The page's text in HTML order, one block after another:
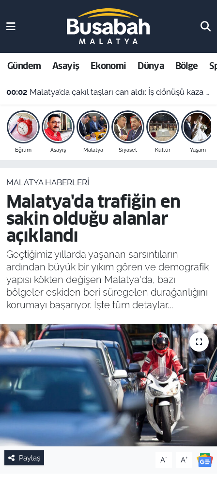
Gündem Asayiş Ekonomi Dünya Bölge
00:02 Malatya’da çakıl taşları can aldı: İş dönüşü kaza yapan motosikletli hayatını kaybetti
Eğitim Asayiş Malatya Siyaset Kültür Yaşam
MALATYA HABERLERI
Malatya'da trafiğin en
sakin olduğu alanlar
açıklandı
Geçtiğimiz yıllarda yaşanan sarsıntıların
ardından büyük bir yıkım gören ve demografik
yapısı kökten değişen Malatya'da, bazı
bölgeler eskiden beri süregelen durağanlığını
korumayı başarıyor. İşte tüm detaylar...
Paylaş A- A+
Asayiş
Ekonomi
Dünya
Bölge
Resmi İlanlar
Malatya Nöbetçi Eczaneler
Malatya Hava Durumu
Malatya Namaz Vakitleri
Malatya Trafik Yoğunluk Haritası
Süper Lig Puan Durumu ve Fikstür
Son Dakika Haberleri
Haber Arşivi